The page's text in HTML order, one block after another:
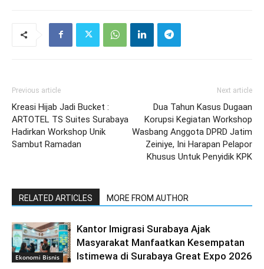
Previous article
Kreasi Hijab Jadi Bucket :
ARTOTEL TS Suites Surabaya
Hadirkan Workshop Unik
Sambut Ramadan
Next article
Dua Tahun Kasus Dugaan
Korupsi Kegiatan Workshop
Wasbang Anggota DPRD Jatim
Zeiniye, Ini Harapan Pelapor
Khusus Untuk Penyidik KPK
RELATED ARTICLES MORE FROM AUTHOR
Ekonomi Bisnis
Kantor Imigrasi Surabaya Ajak
Masyarakat Manfaatkan Kesempatan
Istimewa di Surabaya Great Expo 2026